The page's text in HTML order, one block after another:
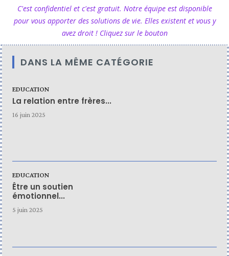
C'est confidentiel et c'est gratuit. Notre équipe est disponible
pour vous apporter des solutions de vie. Elles existent et vous y
avez droit ! Cliquez sur le bouton
DANS LA MÊME CATÉGORIE
EDUCATION
La relation entre frères...
16 juin 2025
EDUCATION
Être un soutien
émotionnel...
5 juin 2025